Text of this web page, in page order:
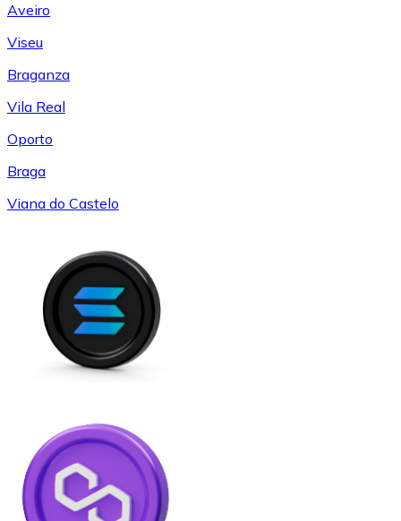
Aveiro
Viseu
Braganza
Vila Real
Oporto
Braga
Viana do Castelo